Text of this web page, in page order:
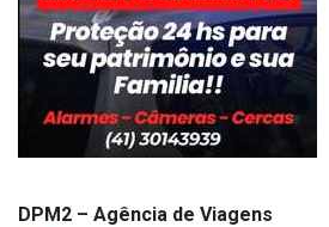
DPM2 – Agência de Viagens